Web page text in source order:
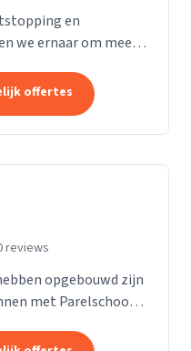
en
we ernaar om meer
van
offertes
reviews
opgebouwd zijn
met Parelschoon